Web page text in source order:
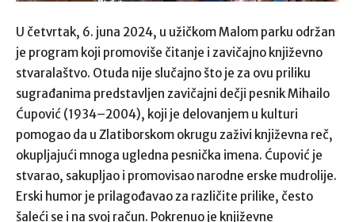
U četvrtak, 6. juna 2024, u užičkom Malom parku održan
je program koji promoviše čitanje i zavičajno književno
stvaralaštvo. Otuda nije slučajno što je za ovu priliku
sugrađanima predstavljen zavičajni dečji pesnik Mihailo
Ćupović (1934–2004), koji je delovanjem u kulturi
pomogao da u Zlatiborskom okrugu zaživi književna reč,
okupljajući mnoga ugledna pesnička imena. Ćupović je
stvarao, sakupljao i promovisao narodne erske mudrolije.
Erski humor je prilagođavao za različite prilike, često
šaleći se i na svoj račun. Pokrenuo je književne